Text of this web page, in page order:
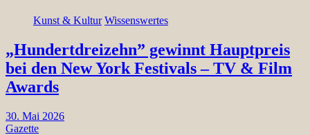
Kunst & Kultur Wissenswertes
„Hundertdreizehn” gewinnt Hauptpreis
bei den New York Festivals – TV & Film
Awards
30. Mai 2026
Gazette